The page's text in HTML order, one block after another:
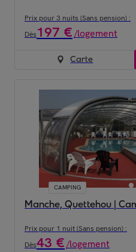
Prix pour 3 nuits (Sans pension) :
Dès197 €/logement
Carte
CAMPING
Manche, Quettehou |
Prix pour 1 nuit (Sans pension) :
Dès43 €/logement